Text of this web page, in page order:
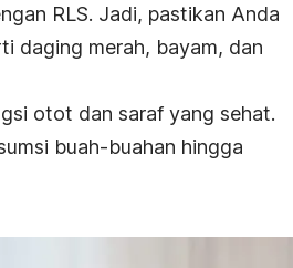
RLS. Jadi, pastikan Anda
daging merah, bayam, dan
otot dan saraf yang sehat.
buah-buahan hingga